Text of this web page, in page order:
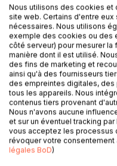
Ajouter à ma liste d'envies
Laisser un avis
Nous utilisons des cookies et
site web. Certains d'entre
nécessaires. Nous utilisons
exemple des cookies ou des
côté serveur) pour mesurer
manière dont il est utilisé.
des fins de marketing et
ainsi qu'à des fournisseurs
des empreintes digitales,
tous les appareils. Nous
contenus tiers provenant
Nous n'avons aucune
et sur un éventuel tracking
vous acceptez les processus
révoquer votre consentement
légales BoD)